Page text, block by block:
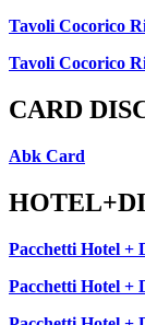
Tavoli Cocorico
Tavoli Cocorico
CARD
Abk Card
Pacchetti Hotel +
Pacchetti Hotel +